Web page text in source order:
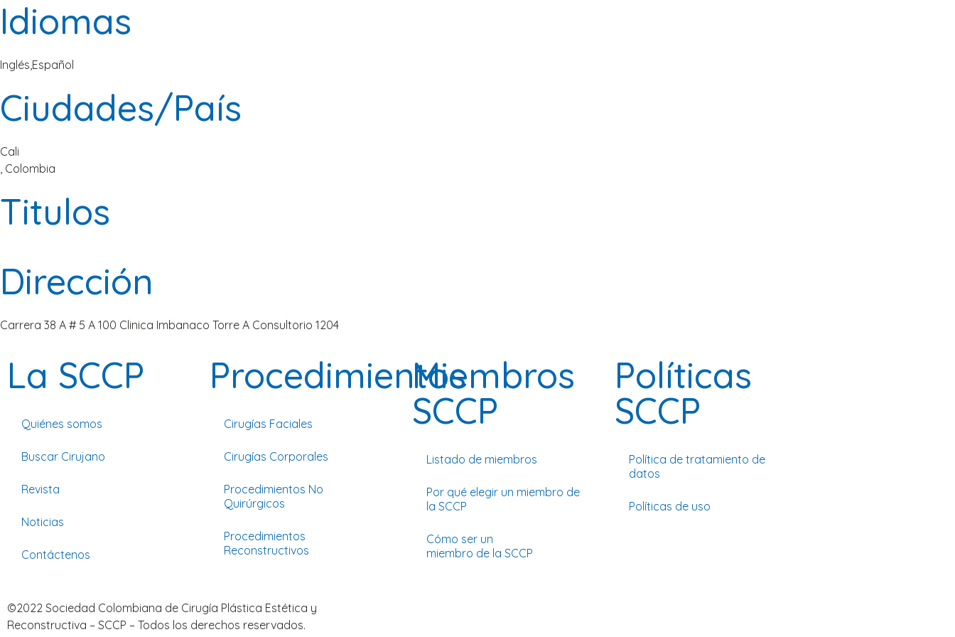
Idiomas
Inglés Español
Ciudades/País
Cali
, Colombia
Titulos
Dirección
Carrera 38 A # 5 A 100 Clinica Imbanaco Torre A Consultorio 1204
La SCCP
Quiénes somos
Buscar Cirujano
Revista
Noticias
Contáctenos
Procedimientos
Cirugías Faciales
Cirugías Corporales
Procedimientos No
Quirúrgicos
Procedimientos
Reconstructivos
Miembros
SCCP
Listado de miembros
Por qué elegir un miembro de
la SCCP
Cómo ser un
miembro de la SCCP
Políticas
SCCP
Política de tratamiento de
datos
Políticas de uso
©2022 Sociedad Colombiana de Cirugía Plástica Estética y
Reconstructiva – SCCP – Todos los derechos reservados.